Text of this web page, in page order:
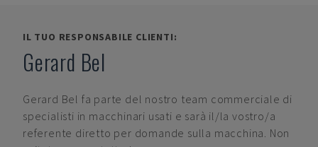
IL TUO RESPONSABILE CLIENTI:
Gerard Bel
Gerard Bel fa parte del nostro team commerciale di
specialisti in macchinari usati e sarà il/la vostro/a
referente diretto per domande sulla macchina. Non